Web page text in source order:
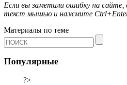
Если вы заметили ошибку на
текст мышью и нажмите
Материалы по теме
Популярные
?>